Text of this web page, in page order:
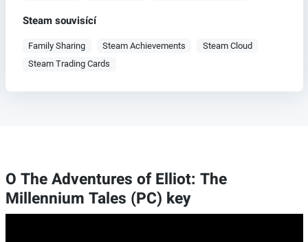
Steam souvisící
Family Sharing Steam Achievements
Steam Cloud
Steam Trading Cards
O The Adventures of Elliot: The
Millennium Tales (PC) key